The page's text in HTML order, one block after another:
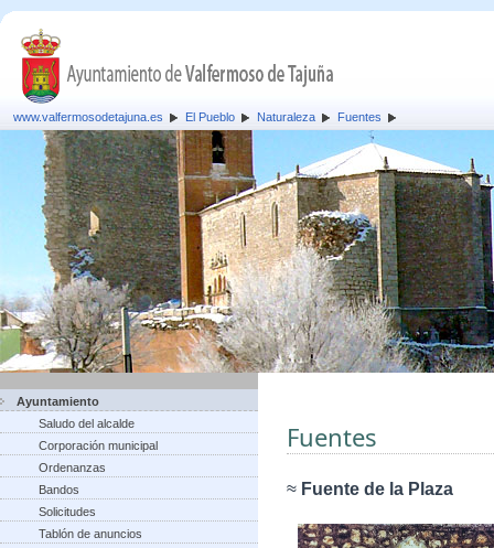
www.valfermosodetajuna.es El Pueblo Naturaleza Fuentes
Ayuntamiento
Saludo del alcalde
Corporación municipal
Ordenanzas
Bandos
Solicitudes
Tablón de anuncios
Fuentes
≈ Fuente de la Plaza